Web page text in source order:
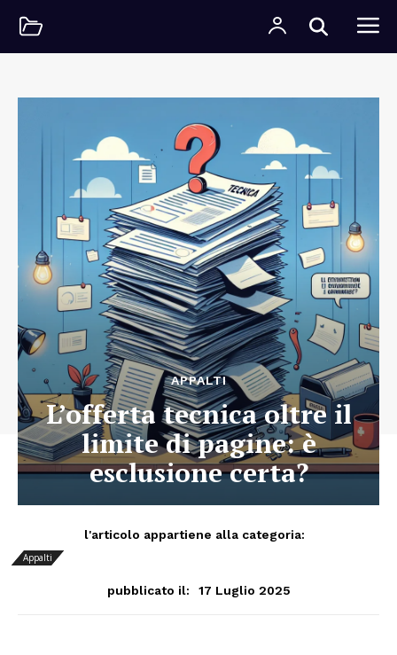
APPALTI
L’offerta tecnica oltre il
limite di pagine: è
esclusione certa?
l'articolo appartiene alla categoria:
Appalti
pubblicato il: 17 Luglio 2025